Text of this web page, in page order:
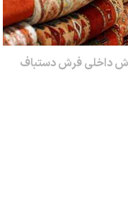
داخلی فرش دستباف